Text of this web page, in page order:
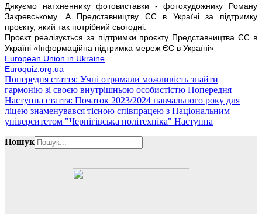
Дякуємо натхненнику фотовиставки - фотохудожнику Роману
Закревському. А Представництву ЄС в Україні за підтримку
проєкту, який так потрібний сьогодні.
Проєкт реалізується за підтримки проєкту Представництва ЄС в
Україні «Інформаційна підтримка мереж ЄС в Україні»
European Union in Ukraine
Euroquiz.org.ua
Попередня стаття: Учні отримали можливість знайти
гармонію зі своєю внутрішньою особистістю Попередня
Наступна стаття: Початок 2023/2024 навчального року для
ліцею знаменувався тісною співпрацею з Національним
університетом "Чернігівська політехніка" Наступна
Пошук